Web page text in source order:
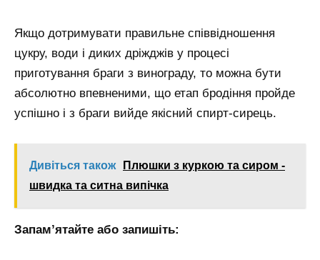
Якщо дотримувати правильне співвідношення
цукру, води і диких дріжджів у процесі
приготування браги з винограду, то можна бути
абсолютно впевненими, що етап бродіння пройде
успішно і з браги вийде якісний спирт-сирець.
Дивіться також
Плюшки з куркою та сиром -
швидка та ситна випічка
Запам’ятайте або запишіть: